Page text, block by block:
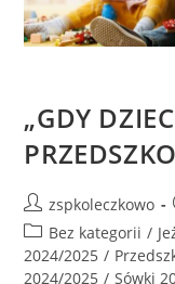
„GDY
zspkoleczkowo
Bez kategorii /
2024/2025 /
2024/2025 / Sówki